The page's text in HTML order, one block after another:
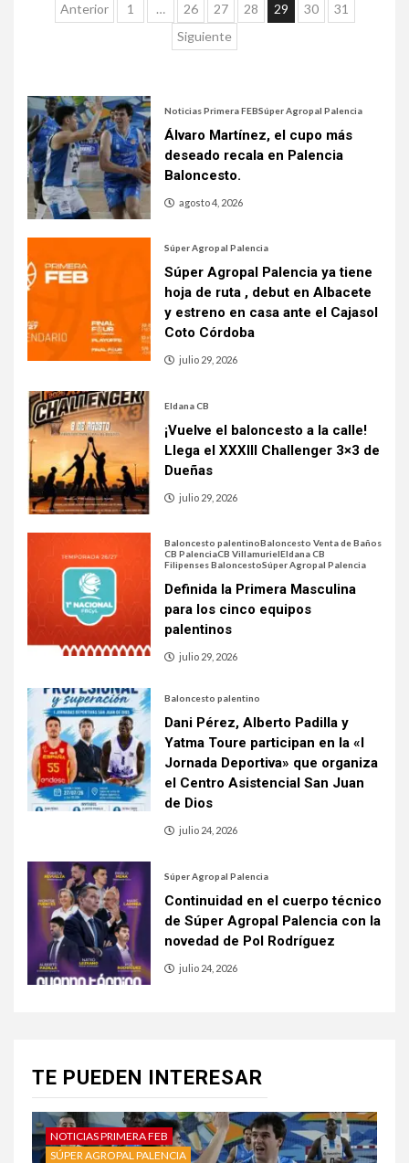
Anterior 1 … 26 27 28 29 30
31
Siguiente
Noticias Primera FEBSúper Agropal Palencia
Álvaro Martínez, el cupo más
deseado recala en Palencia
Baloncesto.
agosto 4, 2026
Súper Agropal Palencia
Súper Agropal Palencia ya tiene
hoja de ruta , debut en Albacete
y estreno en casa ante el Cajasol
Coto Córdoba
julio 29, 2026
Eldana CB
¡Vuelve el baloncesto a la calle!
Llega el XXXIII Challenger 3×3 de
Dueñas
julio 29, 2026
Baloncesto palentinoBaloncesto Venta de Baños
CB PalenciaCB VillamurielEldana CB
Filipenses BaloncestoSúper Agropal Palencia
Definida la Primera Masculina
para los cinco equipos
palentinos
julio 29, 2026
Baloncesto palentino
Dani Pérez, Alberto Padilla y
Yatma Toure participan en la «I
Jornada Deportiva» que organiza
el Centro Asistencial San Juan
de Dios
julio 24, 2026
Súper Agropal Palencia
Continuidad en el cuerpo técnico
de Súper Agropal Palencia con la
novedad de Pol Rodríguez
julio 24, 2026
TE PUEDEN INTERESAR
NOTICIAS PRIMERA FEB
SÚPER AGROPAL PALENCIA